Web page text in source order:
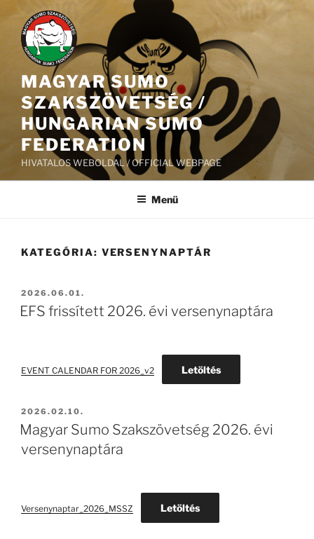
Tartalomhoz
MAGYAR SUMO
SZAKSZÖVETSÉG /
HUNGARIAN SUMO
FEDERATION
HIVATALOS WEBOLDAL / OFFICIAL WEBPAGE
Menü
KATEGÓRIA: VERSENYNAPTÁR
BEKÜLDVE:
2026.06.01.
EFS frissített 2026. évi versenynaptára
EVENT CALENDAR FOR 2026_v2 Letöltés
BEKÜLDVE:
2026.02.10.
Magyar Sumo Szakszövetség 2026. évi
versenynaptára
Versenynaptar_2026_MSSZ Letöltés